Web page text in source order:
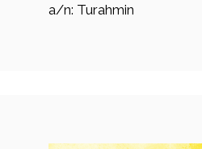
a/n: Turahmin